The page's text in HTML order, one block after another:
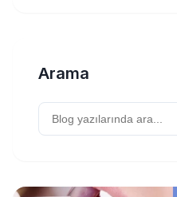
Arama